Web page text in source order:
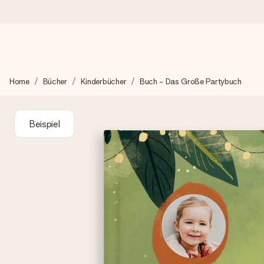
Wir bereiten dein Geschenk sorgfältig vor und schicken es
4,8 (basierend auf +15.000 Bewertungen)
Unsere Geschenke begeistern. Kunden bewerten uns mit
+49 39292 929695
Samstag - Sonntag : 8:30 - 13:00 Uhr
Home Bücher Kinderbücher Buch - Das Große Partybuch
Beispiel